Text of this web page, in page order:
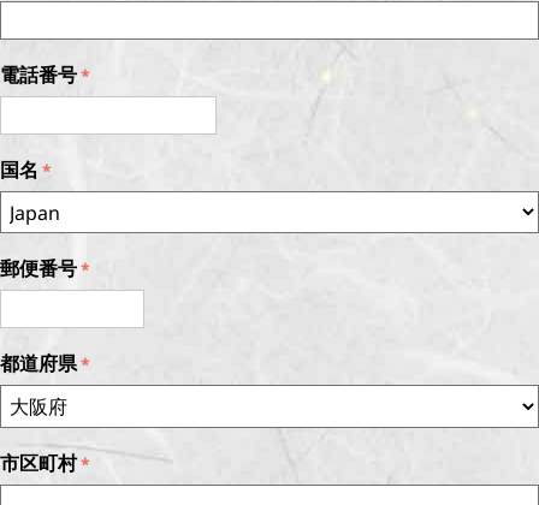
電話番号
国名
郵便番号
都道府県
市区町村